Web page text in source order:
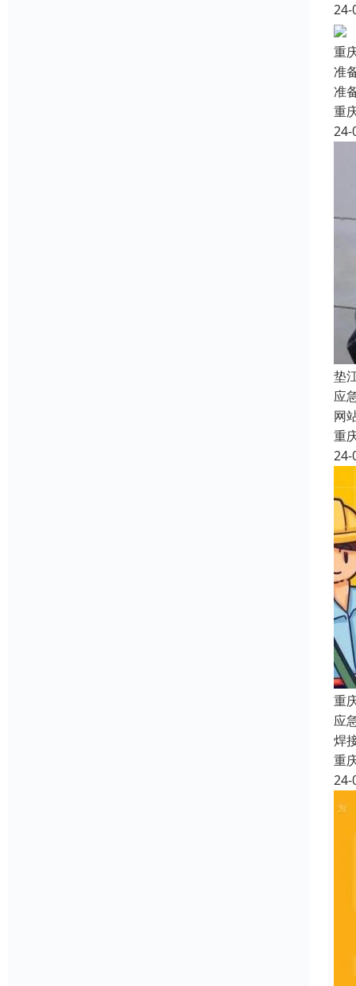
24-
重
准
准
重
24-
垫
应
网
重
24-
重
应
焊
重
24-